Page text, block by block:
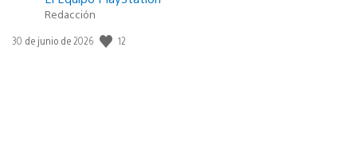
Redacción
Fecha
30 de junio de 2026 12